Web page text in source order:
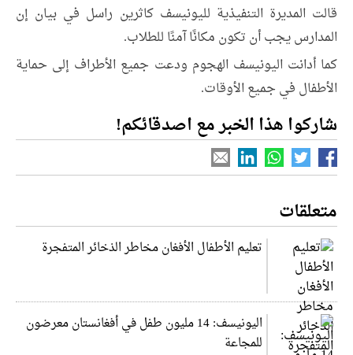
قالت المديرة التنفيذية لليونيسف كاثرين راسل في بيان إن
المدارس يجب أن تكون مكانًا آمنًا للطلاب.
كما أدانت اليونيسف الهجوم ودعت جميع الأطراف إلى حماية
الأطفال في جميع الأوقات.
شاركوا هذا الخبر مع اصدقائكم!
متعلقات
تعليم الأطفال الأفغان مخاطر الذخائر المتفجرة
اليونيسف: 14 مليون طفل في أفغانستان معرضون
للمجاعة